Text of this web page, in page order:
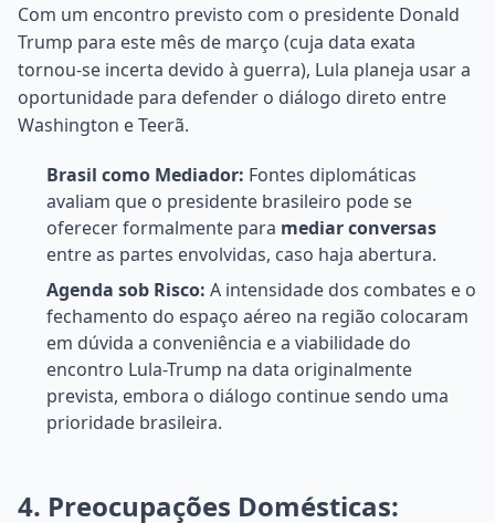
Com um encontro previsto com o presidente Donald
Trump para este mês de março (cuja data exata
tornou-se incerta devido à guerra), Lula planeja usar a
oportunidade para defender o diálogo direto entre
Washington e Teerã.
Brasil como Mediador: Fontes diplomáticas
avaliam que o presidente brasileiro pode se
oferecer formalmente para mediar conversas
entre as partes envolvidas, caso haja abertura.
Agenda sob Risco: A intensidade dos combates e o
fechamento do espaço aéreo na região colocaram
em dúvida a conveniência e a viabilidade do
encontro Lula-Trump na data originalmente
prevista, embora o diálogo continue sendo uma
prioridade brasileira.
4. Preocupações Domésticas: